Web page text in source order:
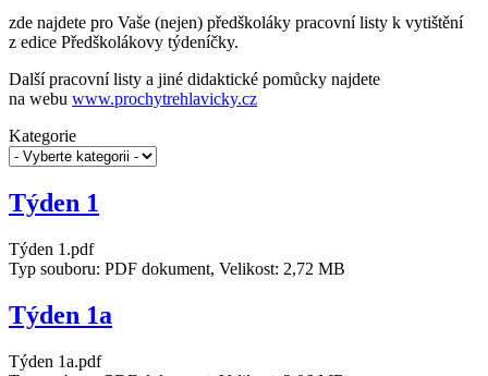
zde najdete pro Vaše (nejen) předškoláky pracovní listy k vytištění
z edice Předškolákovy týdeníčky.
Další pracovní listy a jiné didaktické pomůcky najdete
na webu www.prochytrehlavicky.cz
Kategorie
Týden 1
Týden 1.pdf
Typ souboru: PDF dokument, Velikost: 2,72 MB
Týden 1a
Týden 1a.pdf